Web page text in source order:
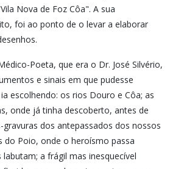
Nova de Foz Côa". A sua
foi ao ponto de o levar a elaborar
Poeta, que era o Dr. José Silvério,
e sinais em que pudesse
escolhendo: os rios Douro e Côa; as
onde já tinha descoberto, antes de
dos antepassados dos nossos
do Poio, onde o heroísmo passa
a frágil mas inesquecível